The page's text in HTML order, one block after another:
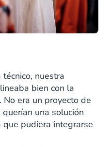
nuestra
bien con la
era un proyecto de
una solución
pudiera integrarse